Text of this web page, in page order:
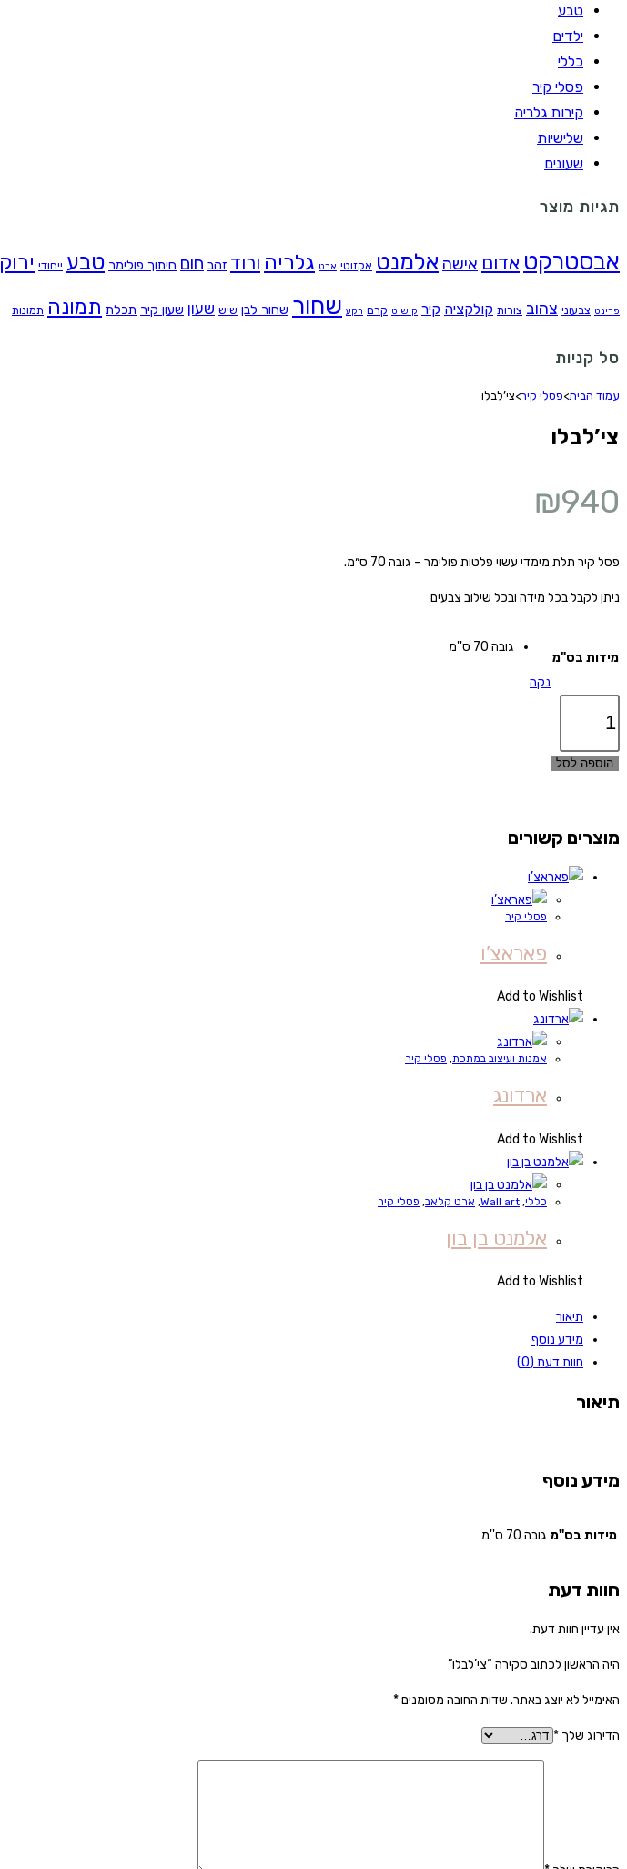
טבע
ילדים
כללי
פסלי קיר
קירות גלריה
שלישיות
שעונים
תגיות מוצר
אבסטרקט אדום אישה אלמנט אקזוטי ארט גלריה ורוד זהב חום חיתוך פולימר טבע ייחודי ירוק
פרינט צבעוני צהוב צורות קולקציה קיר קישוט קרם רקע שחור שחור לבן שיש שעון שעון קיר תכלת תמונה תמונות
סל קניות
עמוד הבית>פסלי קיר>צי’לבלו
צי’לבלו
₪940
פסל קיר תלת מימדי עשוי פלטות פולימר – גובה 70 ס״מ.
ניתן לקבל בכל מידה ובכל שילוב צבעים
מידות בס"מ
גובה 70 ס''מ
נקה
של
צי'לבלו
הוספה לסל
מוצרים קשורים
פסלי קיר
פאראצ’ו
Add to Wishlist
אמנות ועיצוב במתכת, פסלי קיר
ארדונג
Add to Wishlist
כללי,
Wall art
, ארט קלאב, פסלי קיר
אלמנט בן בון
Add to Wishlist
תיאור
מידע נוסף
חוות דעת (0)
תיאור
מידע נוסף
מידות בס"מ גובה 70 ס''מ
חוות דעת
אין עדיין חוות דעת.
היה הראשון לכתוב סקירה “צי’לבלו”
האימייל לא יוצג באתר. שדות החובה מסומנים*
הדירוג שלך *